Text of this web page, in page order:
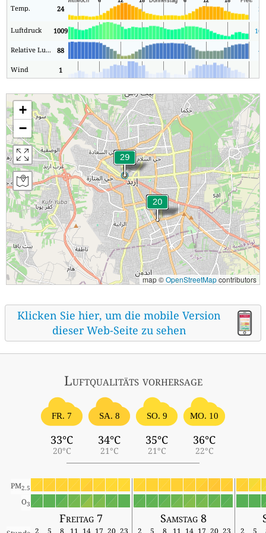
Temp. 24 23
Luftdruck 1009
Relative Luftfeuchtigkeit 88 47
Wind 1
+
−
map ©OpenStreetMapcontributors
Klicken Sie hier, um die mobile Version
dieser Web-Seite zu sehen
Luftqualitäts vorhersage
FR. 7
33°C
20°C
SA. 8
34°C
21°C
SO. 9
35°C
21°C
MO. 10
36°C
22°C
PM2.5
O3
Freitag 7 Samstag 8